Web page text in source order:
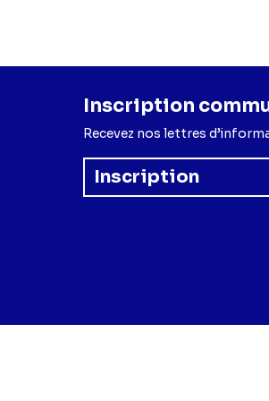
Inscription
Recevez nos lettres
Inscription